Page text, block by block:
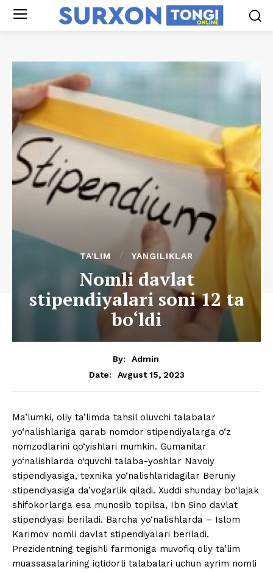
TA'LIM YANGILIKLAR
Nomli davlat
stipendiyalari soni 12 ta
bo‘ldi
By:
Admin
Date:
Avgust 15, 2023
Ma’lumki, oliy ta’limda tahsil oluvchi talabalar
yo‘nalishlariga qarab nomdor stipendiyalarga o‘z
nomzodlarini qo‘yishlari mumkin. Gumanitar
yo‘nalishlarda o‘quvchi talaba-yoshlar Navoiy
stipendiyasiga, texnika yo‘nalishlaridagilar Beruniy
stipendiyasiga da’vogarlik qiladi. Xuddi shunday bo‘lajak
shifokorlarga esa munosib topilsa, Ibn Sino davlat
stipendiyasi beriladi. Barcha yo‘nalishlarda – Islom
Karimov nomli davlat stipendiyalari beriladi.
Prezidentning tegishli farmoniga muvofiq oliy ta’lim
muassasalarining iqtidorli talabalari uchun ayrim nomli